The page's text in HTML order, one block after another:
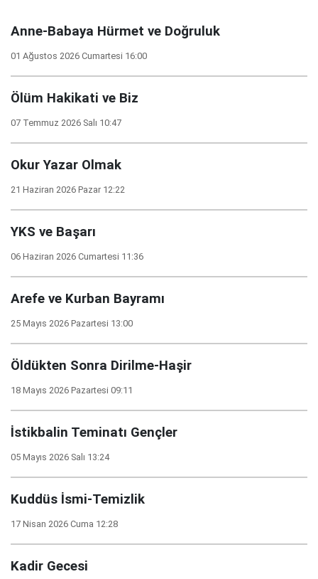
Anne-Babaya Hürmet ve Doğruluk
01 Ağustos 2026 Cumartesi 16:00
Ölüm Hakikati ve Biz
07 Temmuz 2026 Salı 10:47
Okur Yazar Olmak
21 Haziran 2026 Pazar 12:22
YKS ve Başarı
06 Haziran 2026 Cumartesi 11:36
Arefe ve Kurban Bayramı
25 Mayıs 2026 Pazartesi 13:00
Öldükten Sonra Dirilme-Haşir
18 Mayıs 2026 Pazartesi 09:11
İstikbalin Teminatı Gençler
05 Mayıs 2026 Salı 13:24
Kuddüs İsmi-Temizlik
17 Nisan 2026 Cuma 12:28
Kadir Gecesi